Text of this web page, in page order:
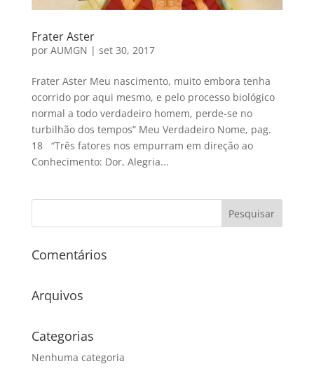
Frater Aster
por AUMGN | set 30, 2017
Frater Aster Meu nascimento, muito embora tenha
ocorrido por aqui mesmo, e pelo processo biológico
normal a todo verdadeiro homem, perde-se no
turbilhão dos tempos” Meu Verdadeiro Nome, pag.
18 “Três fatores nos empurram em direção ao
Conhecimento: Dor, Alegria...
Comentários
Arquivos
Categorias
Nenhuma categoria